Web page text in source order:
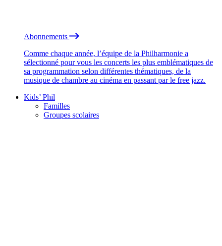
Abonnements
Comme chaque année, l’équipe de la Philharmonie a
sélectionné pour vous les concerts les plus emblématiques de
sa programmation selon différentes thématiques, de la
musique de chambre au cinéma en passant par le free jazz.
Kids’ Phil
Familles
Groupes scolaires